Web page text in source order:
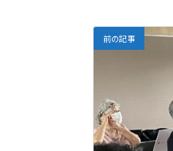
前の記事